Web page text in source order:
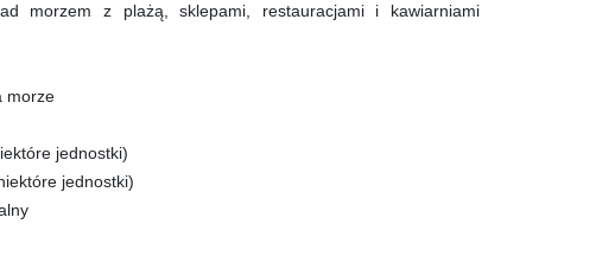
morzem z plażą, sklepami, restauracjami i kawiarniami
morze
jednostki)
jednostki)